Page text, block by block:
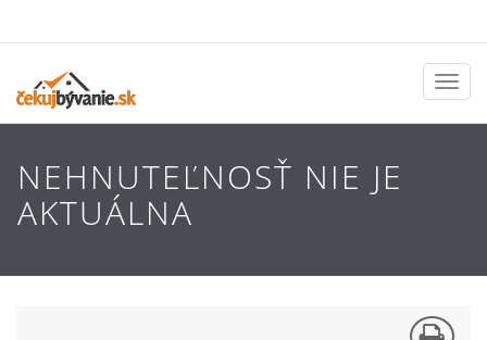
NEHNUTEĽNOSŤ NIE JE
AKTUÁLNA